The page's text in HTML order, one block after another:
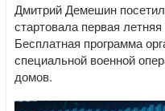
Дмитрий Демешин
стартовала первая
Бесплатная программа
специальной военной
домов.